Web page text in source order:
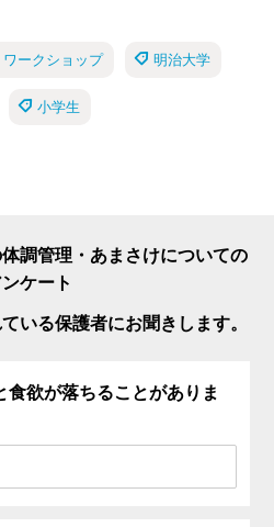
ークショップ 明治大学
小学生
体調管理・あまさけについての
ケート
いる保護者にお聞きします。
食欲が落ちることがありま